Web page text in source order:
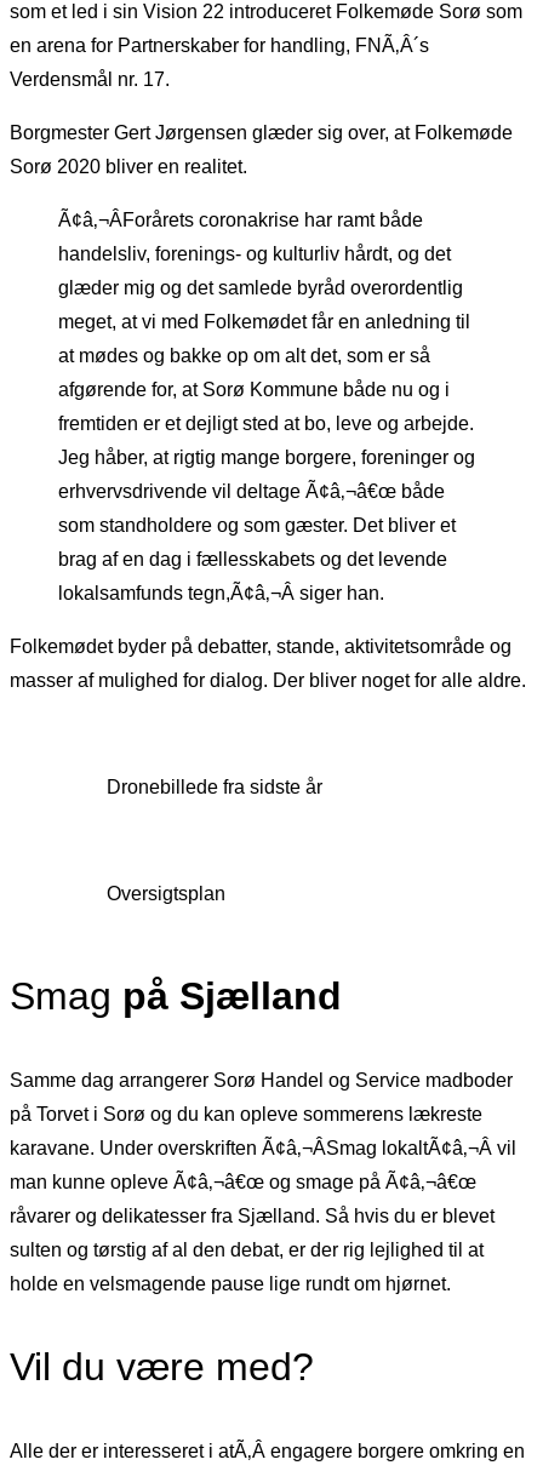
som et led i sin Vision 22 introduceret Folkemøde Sorø som
en arena for Partnerskaber for handling, FNÃ‚Â´s
Verdensmål nr. 17.
Borgmester Gert Jørgensen glæder sig over, at Folkemøde
Sorø 2020 bliver en realitet.
Ã¢â‚¬ÂForårets coronakrise har ramt både
handelsliv, forenings- og kulturliv hårdt, og det
glæder mig og det samlede byråd overordentlig
meget, at vi med Folkemødet får en anledning til
at mødes og bakke op om alt det, som er så
afgørende for, at Sorø Kommune både nu og i
fremtiden er et dejligt sted at bo, leve og arbejde.
Jeg håber, at rigtig mange borgere, foreninger og
erhvervsdrivende vil deltage Ã¢â‚¬â€œ både
som standholdere og som gæster. Det bliver et
brag af en dag i fællesskabets og det levende
lokalsamfunds tegn,Ã¢â‚¬Â siger han.
Folkemødet byder på debatter, stande, aktivitetsområde og
masser af mulighed for dialog. Der bliver noget for alle aldre.
Dronebillede fra sidste år
Oversigtsplan
Smag på Sjælland
Samme dag arrangerer Sorø Handel og Service madboder
på Torvet i Sorø og du kan opleve sommerens lækreste
karavane. Under overskriften Ã¢â‚¬ÂSmag lokaltÃ¢â‚¬Â vil
man kunne opleve Ã¢â‚¬â€œ og smage på Ã¢â‚¬â€œ
råvarer og delikatesser fra Sjælland. Så hvis du er blevet
sulten og tørstig af al den debat, er der rig lejlighed til at
holde en velsmagende pause lige rundt om hjørnet.
Vil du være med?
Alle der er interesseret i atÃ‚Â engagere borgere omkring en